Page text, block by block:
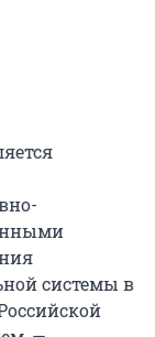
системы в